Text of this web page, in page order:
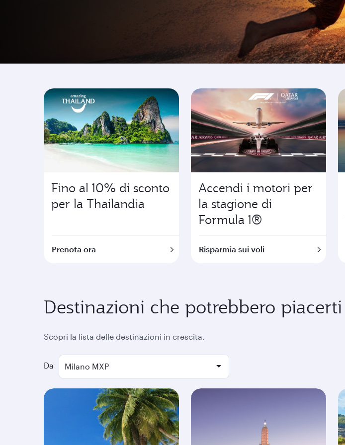
Vai dove nascono le emozioni
Fino al 10% di sconto
per la Thailandia
Prenota ora
Accendi i motori per
la stagione di
Formula 1®
Risparmia sui voli
Destinazioni che potrebbero piacerti
Scopri la lista delle destinazioni in crescita.
Da Milano MXP